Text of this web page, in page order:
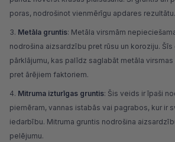
poras, nodrošinot vienmērīgu apdares rezultātu.
Metāla gruntis: Metāla virsmām
nodrošina aizsardzību pret rūsu un koroziju. Šīs
pārklājumu, kas palīdz saglabāt metāla
pret ārējiem faktoriem.
Mitruma izturīgas gruntis: Šis veids ir īpaši
piemēram, vannas istabās vai pagrabos, kur ir
iedarbību. Mitruma gruntis nodrošina
pelējumu.